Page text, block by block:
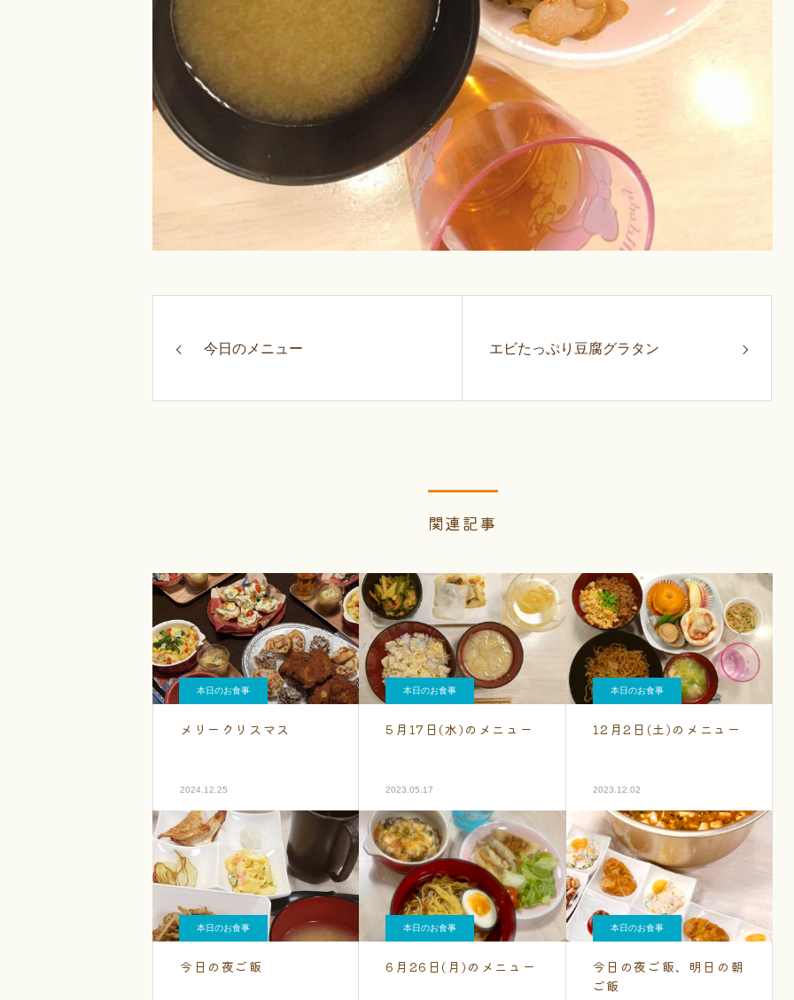
今日のメニュー エビたっぷり豆腐グラタン
関連記事
本日のお食事
メリークリスマス
2024.12.25
本日のお食事
5月17日(水)のメニュー
2023.05.17
本日のお食事
12月2日(土)のメニュー
2023.12.02
本日のお食事
今日の夜ご飯
本日のお食事
6月26日(月)のメニュー
本日のお食事
今日の夜ご飯、明日の朝
ご飯